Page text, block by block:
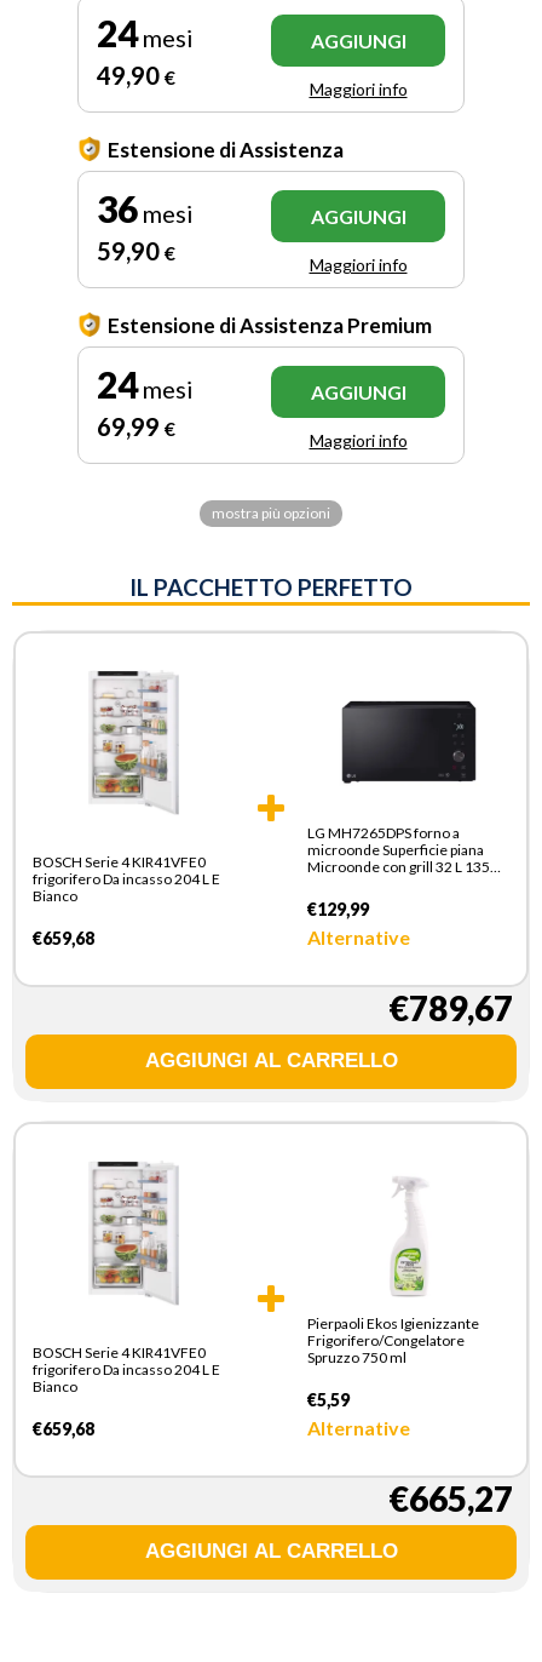
24mesi
49,90 €
AGGIUNGI
Maggiori info
Estensione di Assistenza
36 mesi
59,90 €
AGGIUNGI
Maggiori info
Estensione di Assistenza Premium
24mesi
69,99 €
AGGIUNGI
Maggiori info
mostra più opzioni
IL PACCHETTO PERFETTO
BOSCH Serie 4 KIR41VFE0
frigorifero Da incasso 204 L E
Bianco
€659,68
LG MH7265DPS forno a
microonde Superficie piana
Microonde con grill 32 L 1350
€129,99
Alternative
€789,67
BOSCH Serie 4 KIR41VFE0
frigorifero Da incasso 204 L E
Bianco
€659,68
Pierpaoli Ekos Igienizzante
Frigorifero/Congelatore
Spruzzo 750 ml
€5,59
Alternative
€665,27